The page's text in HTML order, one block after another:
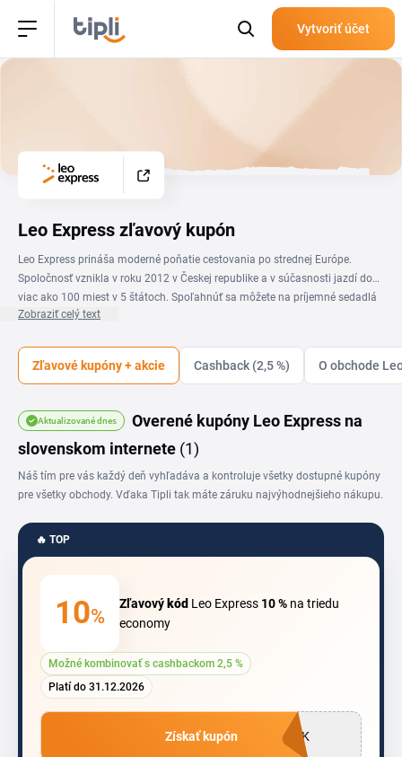
Vytvoriť účet
Leo Express zľavový kupón
Leo Express prináša moderné poňatie cestovania po strednej Európe.
Spoločnosť vznikla v roku 2012 v Českej republike a v súčasnosti jazdí do
viac ako 100 miest v 5 štátoch. Spoľahnúť sa môžete na príjemné sedadlá
a na výber máte z viacerých tried, v ktorých môžete cestovať. Leo Express
Express zľavám
. V jednotlivých triedach máte k dispozícii aj chutné
občerstvenie a cestu vám spríjemní aj skvelý zábavný systém, či
Zobraziť celý text
Zľavové kupóny + akcie Cashback (2,5 %) O obchode
Aktualizované dnes
Overené kupóny Leo Express na
slovenskom internete (1)
Náš tím pre vás každý deň vyhľadáva a kontroluje všetky dostupné kupóny
pre všetky obchody. Vďaka Tipli tak máte záruku najvýhodnejšieho nákupu.
🔥 TOP
10%
Zľavový kód Leo Express 10 % na triedu
economy
Možné kombinovať s cashbackom 2,5 %
Platí do 31.12.2026
LAK
Získať kupón